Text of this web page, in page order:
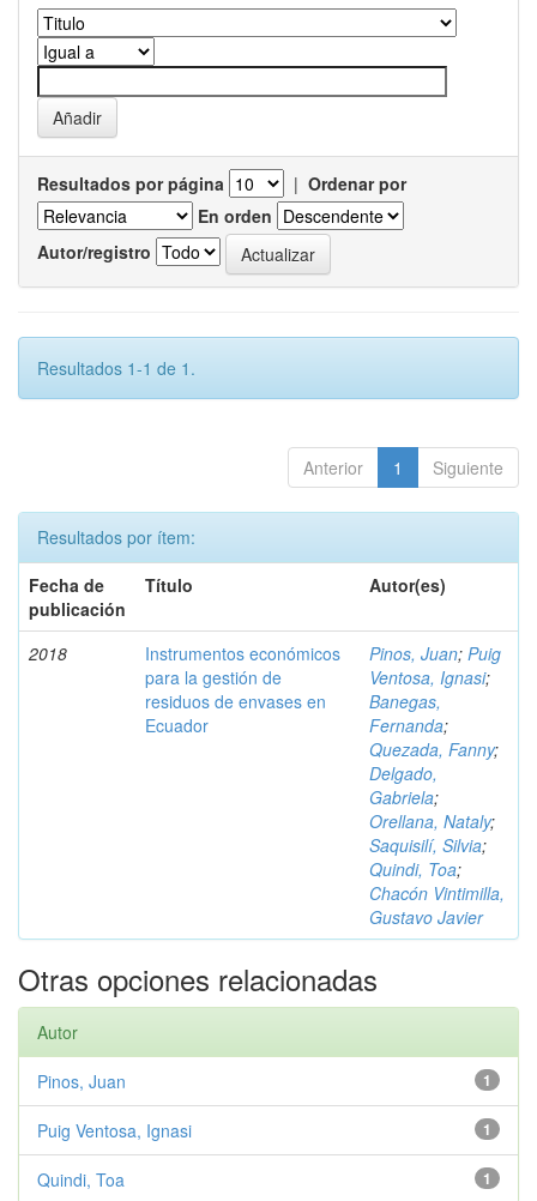
Resultados por página | Ordenar por
En orden
Autor/registro
Resultados 1-1 de 1.
Anterior 1 Siguiente
Resultados por ítem:
Fecha de
publicación
Título Autor(es)
2018
Instrumentos económicos
para la gestión de
residuos de envases en
Ecuador
Pinos, Juan; Puig
Ventosa, Ignasi;
Banegas,
Fernanda;
Quezada, Fanny;
Delgado,
Gabriela;
Orellana, Nataly;
Saquisilí, Silvia;
Quindi, Toa;
Chacón Vintimilla,
Gustavo Javier
Otras opciones relacionadas
Autor
1
Pinos, Juan
1
Puig Ventosa, Ignasi
1
Quindi, Toa